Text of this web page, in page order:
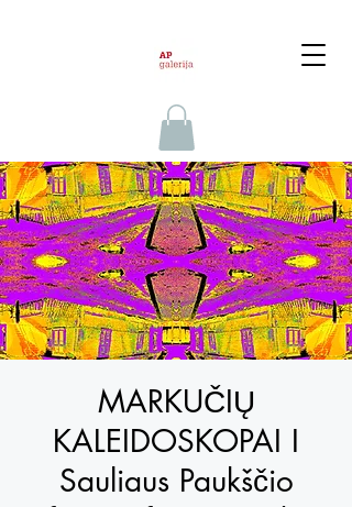
MARKUČIŲ
KALEIDOSKOPAI I
Sauliaus Paukščio